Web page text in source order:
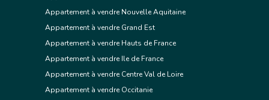
Appartement à vendre Nouvelle Aquitaine
Appartement à vendre Grand Est
Appartement à vendre Hauts de France
Appartement à vendre Ile de France
Appartement à vendre Centre Val de Loire
Appartement à vendre Occitanie